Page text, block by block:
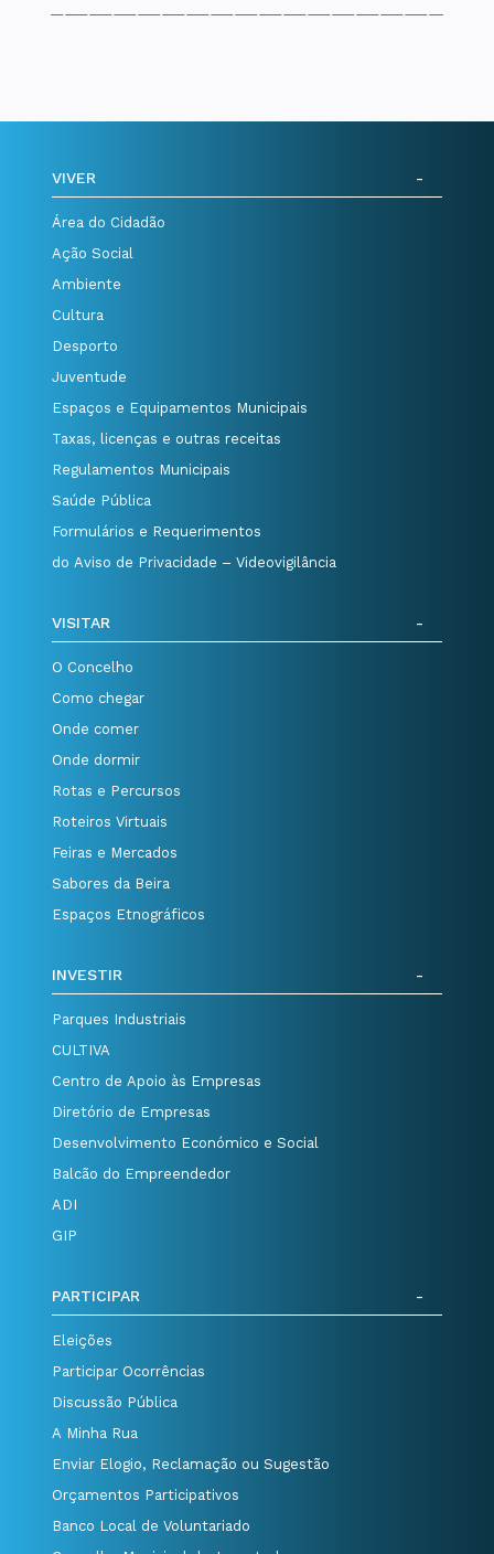
VIVER
Área do Cidadão
Ação Social
Ambiente
Cultura
Desporto
Juventude
Espaços e Equipamentos Municipais
Taxas, licenças e outras receitas
Regulamentos Municipais
Saúde Pública
Formulários e Requerimentos
do Aviso de Privacidade – Videovigilância
VISITAR
O Concelho
Como chegar
Onde comer
Onde dormir
Rotas e Percursos
Roteiros Virtuais
Feiras e Mercados
Sabores da Beira
Espaços Etnográficos
INVESTIR
Parques Industriais
CULTIVA
Centro de Apoio às Empresas
Diretório de Empresas
Desenvolvimento Económico e Social
Balcão do Empreendedor
ADI
GIP
PARTICIPAR
Eleições
Participar Ocorrências
Discussão Pública
A Minha Rua
Enviar Elogio, Reclamação ou Sugestão
Orçamentos Participativos
Banco Local de Voluntariado